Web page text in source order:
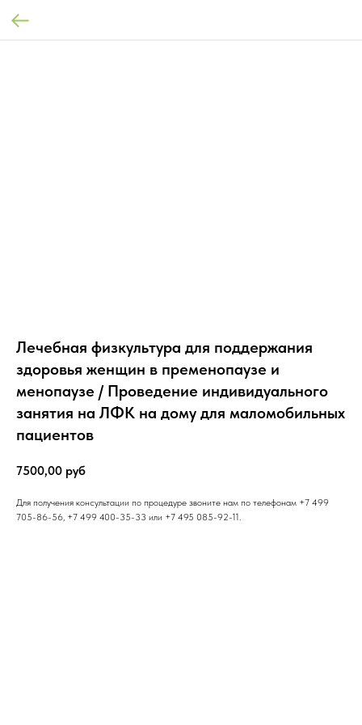
Лечебная физкультура для поддержания
здоровья женщин в пременопаузе и
менопаузе / Проведение индивидуального
занятия на ЛФК на дому для маломобильных
пациентов
7500,00 руб
Для получения консультации по процедуре звоните нам по телефонам +7 499
705-86-56, +7 499 400-35-33 или +7 495 085-92-11.